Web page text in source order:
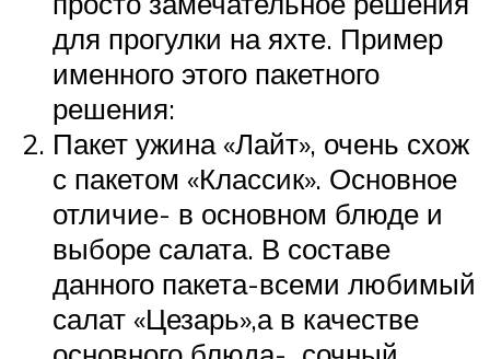
для прогулки на яхте. Пример
именного этого пакетного
решения:
Пакет ужина «Лайт», очень схож
с пакетом «Классик». Основное
отличие- в основном блюде и
выборе салата. В составе
данного пакета-всеми любимый
салат «Цезарь»,а в качестве